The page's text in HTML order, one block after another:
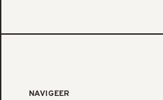
NAVIGEER